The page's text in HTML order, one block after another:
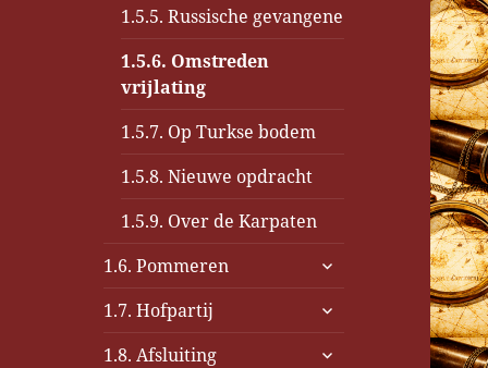
1.5.5. Russische gevangene
1.5.6. Omstreden
vrijlating
1.5.7. Op Turkse bodem
1.5.8. Nieuwe opdracht
1.5.9. Over de Karpaten
1.6. Pommeren
submenu
1.7. Hofpartij
submenu
1.8. Afsluiting
submenu